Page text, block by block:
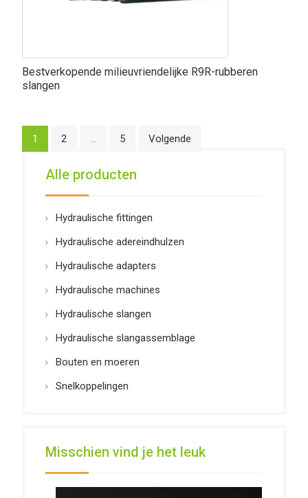
Bestverkopende milieuvriendelijke R9R-rubberen
slangen
Berichtnavigatie
1 2 ... 5 Volgende
Alle producten
Hydraulische fittingen
Hydraulische adereindhulzen
Hydraulische adapters
Hydraulische machines
Hydraulische slangen
Hydraulische slangassemblage
Bouten en moeren
Snelkoppelingen
Misschien vind je het leuk